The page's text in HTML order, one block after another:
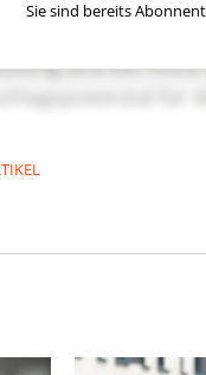
Sie sind bereits